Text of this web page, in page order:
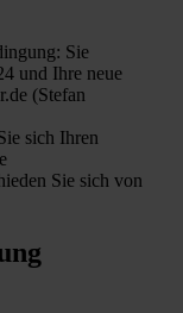
Sie
und Ihre neue
(Stefan
sich Ihren
Sie sich von